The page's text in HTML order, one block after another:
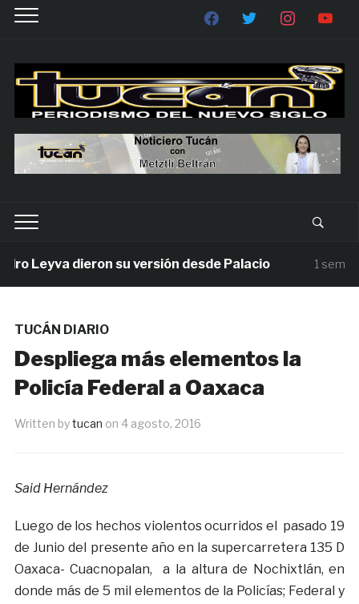
Leyva dieron su versión desde Palacio 1 semana
TUCÁN DIARIO
Despliega más elementos la
Policía Federal a Oaxaca
Written bytucan on 4 agosto, 2016
Said Hernández
Luego de los hechos violentos ocurridos el pasado 19
de Junio del presente año en la supercarretera 135 D
Oaxaca- Cuacnopalan, a la altura de Nochixtlán, en
donde más de 5 mil elementos de la Policías; Federal y